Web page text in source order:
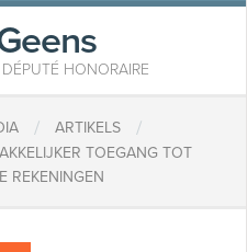
HONORAIRE
/ ARTIKELS /
TOEGANG TOT
REKENINGEN